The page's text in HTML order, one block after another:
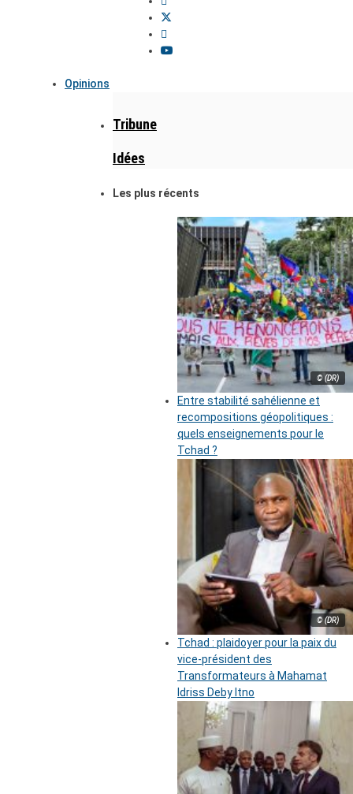
Opinions
Tribune
Idées
Les plus récents
© (DR)
Entre stabilité sahélienne et
recompositions géopolitiques :
quels enseignements pour le
Tchad ?
© (DR)
Tchad : plaidoyer pour la paix du
vice-président des
Transformateurs à Mahamat
Idriss Deby Itno